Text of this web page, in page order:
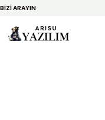
BİZİ ARAYIN